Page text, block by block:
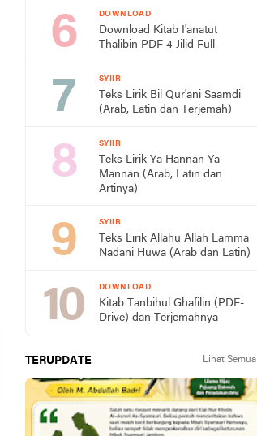
DOWNLOAD
Download Kitab I'anatut
Thalibin PDF 4 Jilid Full
SYIIR
Teks Lirik Bil Qur'ani Saamdi
(Arab, Latin dan Terjemah)
SYIIR
Teks Lirik Ya Hannan Ya
Mannan (Arab, Latin dan
Artinya)
SYIIR
Teks Lirik Allahu Allah Lamma
Nadani Huwa (Arab dan Latin)
DOWNLOAD
Kitab Tanbihul Ghafilin (PDF-
Drive) dan Terjemahnya
TERUPDATE Lihat Semua